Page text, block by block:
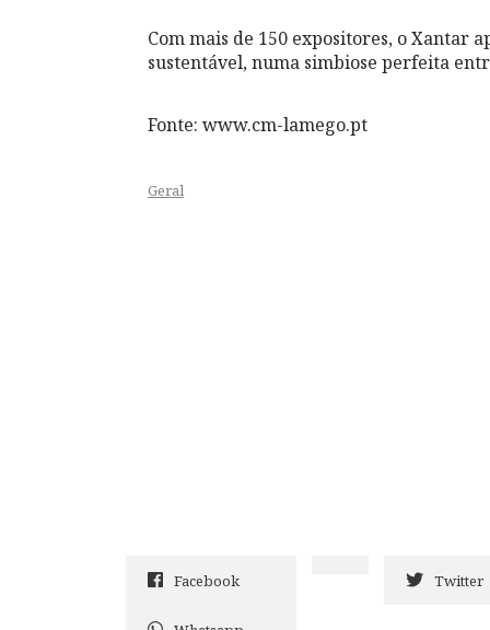
Com mais de 150 expositores, o Xantar
sustentável, numa simbiose perfeita
Fonte: www.cm-lamego.pt
Geral
Facebook Twitter